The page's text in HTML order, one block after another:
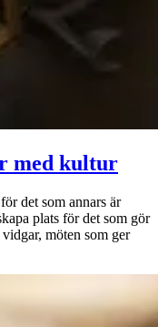
med kultur
det som annars är
plats för det som gör
möten som ger